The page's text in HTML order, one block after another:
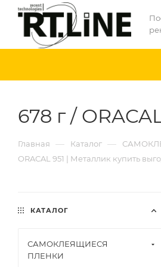
678 г /
Главная — Каталог —
ORACAL 951 | Металлик купить
КАТАЛОГ
САМОКЛЕЯЩИЕСЯ
ПЛЕНКИ